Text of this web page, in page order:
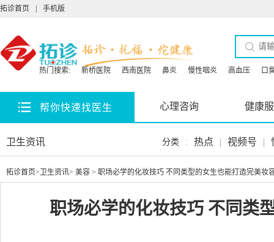
拓诊首页 手机版
热门搜索: 新桥医院 西南医院 鼻炎 慢性咽炎 高血压 口
帮你快速找医生 心理咨询 健康
卫生资讯 分类 : 热点 | 视频号 |
拓诊首页> 卫生资讯> 美容 > 职场必学的化妆技巧 不同类型的女生也能打造完美妆
职场必学的化妆技巧 不同类